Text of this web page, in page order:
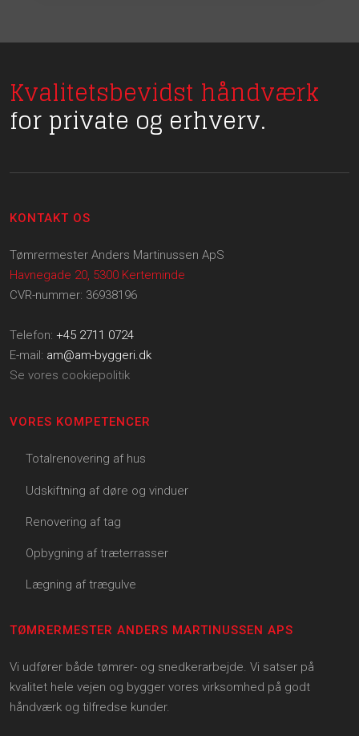
Kvalitetsbevidst håndværk
for private og erhverv.
KONTAKT OS
Tømrermester Anders Martinussen ApS
Havnegade 20, 5300 Kerteminde
CVR-nummer: 36938196
Telefon: +45 2711 0724
E-mail: am@am-byggeri.dk
Se vores cookiepolitik
VORES KOMPETENCER
Totalrenovering af hus
Udskiftning af døre og vinduer
Renovering af tag
Opbygning af træterrasser
Lægning af trægulve
TØMRERMESTER ANDERS MARTINUSSEN APS
Vi udfører både tømrer- og snedkerarbejde. Vi satser på
kvalitet hele vejen og bygger vores virksomhed på godt
håndværk og tilfredse kunder.